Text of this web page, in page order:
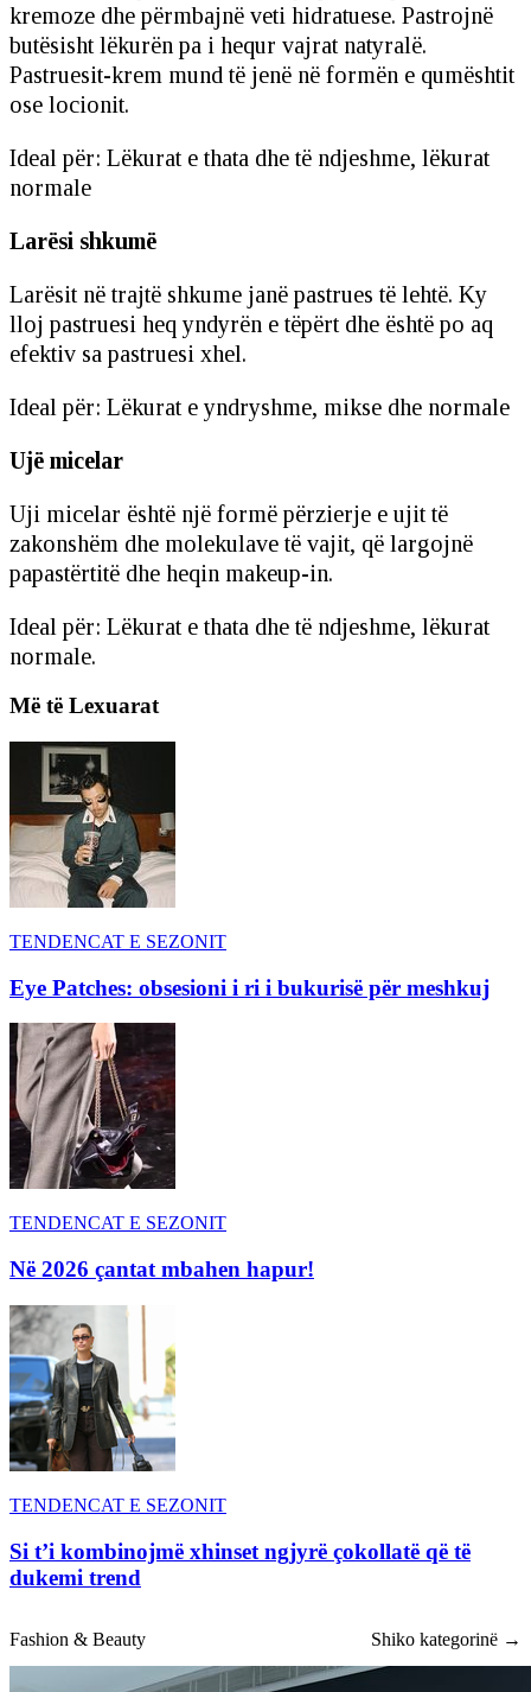
kremoze dhe përmbajnë veti hidratuese. Pastrojnë
butësisht lëkurën pa i hequr vajrat natyralë.
Pastruesit-krem mund të jenë në formën e qumështit
ose locionit.
Ideal për: Lëkurat e thata dhe të ndjeshme, lëkurat
normale
Larësi shkumë
Larësit në trajtë shkume janë pastrues të lehtë. Ky
lloj pastruesi heq yndyrën e tëpërt dhe është po aq
efektiv sa pastruesi xhel.
Ideal për: Lëkurat e yndryshme, mikse dhe normale
Ujë micelar
Uji micelar është një formë përzierje e ujit të
zakonshëm dhe molekulave të vajit, që largojnë
papastërtitë dhe heqin makeup-in.
Ideal për: Lëkurat e thata dhe të ndjeshme, lëkurat
normale.
Më të Lexuarat
TENDENCAT E SEZONIT
Eye Patches: obsesioni i ri i bukurisë për meshkuj
TENDENCAT E SEZONIT
Në 2026 çantat mbahen hapur!
TENDENCAT E SEZONIT
Si t’i kombinojmë xhinset ngjyrë çokollatë që të
dukemi trend
Fashion & Beauty Shiko kategorinë →